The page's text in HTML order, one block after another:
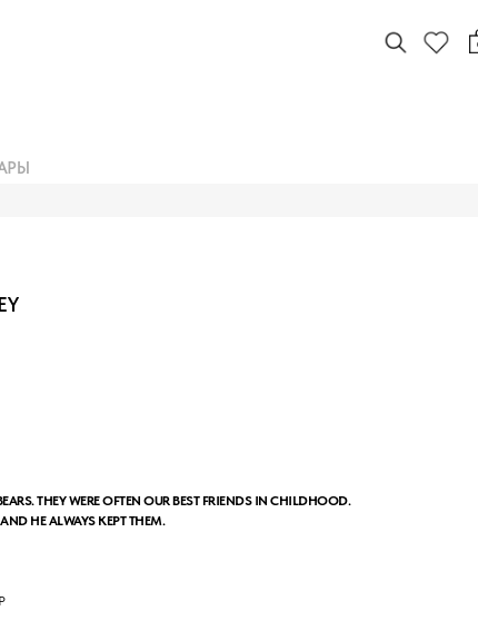
THEY WERE OFTEN OUR BEST FRIENDS IN CHILDHOOD.
HE ALWAYS KEPT THEM.